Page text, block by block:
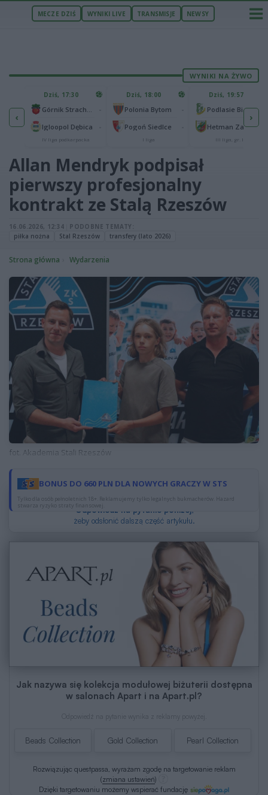
MECZE DZIŚ WYNIKI LIVE TRANSMISJE NEWSY
WYNIKI NA ŻYWO
‹
65
25
Dziś, 17:30
Igloopol Dębica
IV liga podkarpacka
Dziś, 18:00
Polonia Bytom
Pogoń Siedlce
I liga
Dziś, 19:57
Podlasie Biała Podlaska
Hetman Zamość
III liga, gr. IV
›
Allan Mendryk podpisał
pierwszy profesjonalny
kontrakt ze Stalą Rzeszów
16.06.2026, 12:34
PODOBNE TEMATY:
piłka nożna
Stal Rzeszów transfery (lato 2026)
Strona główna Wydarzenia
fot. Akademia Stali Rzeszów
BONUS DO 660 PLN DLA NOWYCH GRACZY W STS
Tylko dla osób pełnoletnich 18+. Reklamujemy tylko legalnych bukmacherów. Hazard
stwarza ryzyko straty finansowej.
Dzięki reklamom możesz czytać za darmo.
Odpowiedz na pytanie poniżej,
żeby odsłonić dalszą część artykułu.
Jak nazywa się kolekcja modułowej biżuterii dostępna
w salonach Apart i na Apart.pl?
Odpowiedź na pytanie wynika z reklamy powyżej.
Beads Collection Gold Collection Pearl Collection
Rozwiązując questpassa, wyrażam zgodę na targetowanie reklam
(zmiana ustawień)
Dzięki targetowaniu możemy wspierać fundację